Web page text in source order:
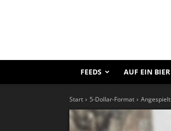
FEEDS AUF EIN BIER
Start 5-Dollar-Format Angespielt